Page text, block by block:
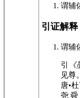
谓辅
引证解释
谓辅
引
见尊
唐•
尧 舜